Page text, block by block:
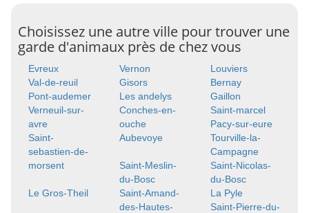
Choisissez une autre ville pour trouver une
garde d'animaux près de chez vous
Evreux Vernon
Louviers
Val-de-reuil
Gisors
Bernay
Pont-audemer
Les andelys
Gaillon
Verneuil-sur-
avre
Conches-en-
ouche
Saint-marcel
Pacy-sur-eure
Saint-
sebastien-de-
morsent
Aubevoye
Tourville-la-
Campagne
Saint-Meslin-
du-Bosc
Saint-Nicolas-
du-Bosc
Le Gros-Theil
Saint-Amand-
des-Hautes-
La Pyle
Saint-Pierre-du-